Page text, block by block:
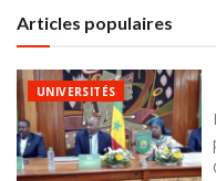
Articles populaires
UNIVERSITÉS